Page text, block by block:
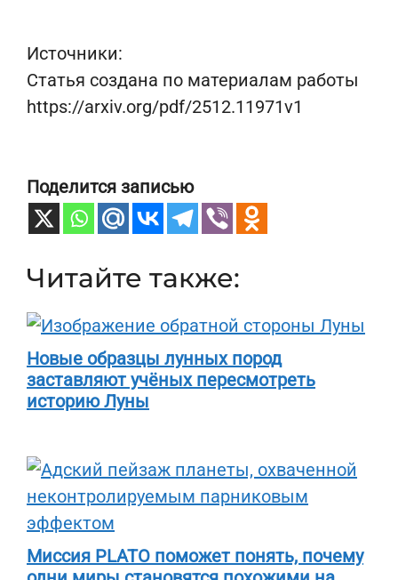
Источники:
Статья создана по материалам работы
https://arxiv.org/pdf/2512.11971v1
Поделится записью
Читайте также:
Новые образцы лунных пород
заставляют учёных пересмотреть
историю Луны
Миссия PLATO поможет понять, почему